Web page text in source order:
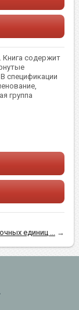
Книга содержит
спецификации
группа
единиц ...
→